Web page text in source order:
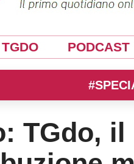
TGDO PODCAST
TGdo,